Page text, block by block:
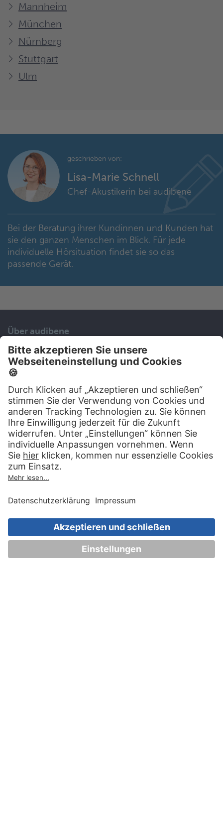
Mannheim
München
Nürnberg
Stuttgart
Ulm
geschrieben von:
Lisa-Marie Schnell
Chef-Akustikerin bei audibene
Bei der Beratung ihrer Kundinnen und Kunden hat
sie den ganzen Menschen im Blick. Für jede
individuelle Hörsituation findet sie so das
passende Gerät.
Über audibene
Unser Service
Karriere
Kontakt
Presse
Folgen Sie uns auf:
Wir helfen Ihnen gerne weiter
030 83 79 99 97
Artikel auswählen